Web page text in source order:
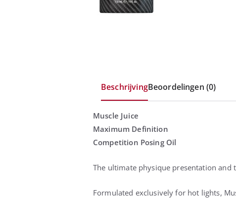
BeschrijvingBeoordelingen (0)
Muscle Juice
Maximum Definition
Competition Posing Oil
The ultimate physique presentation
Formulated exclusively for hot lights,